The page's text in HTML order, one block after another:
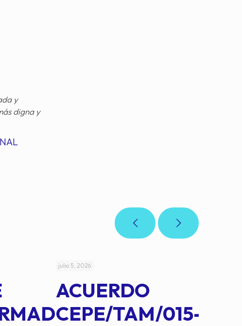
y
digna y
julio 5, 2026
ACUERDO
CEPE/TAM/015-